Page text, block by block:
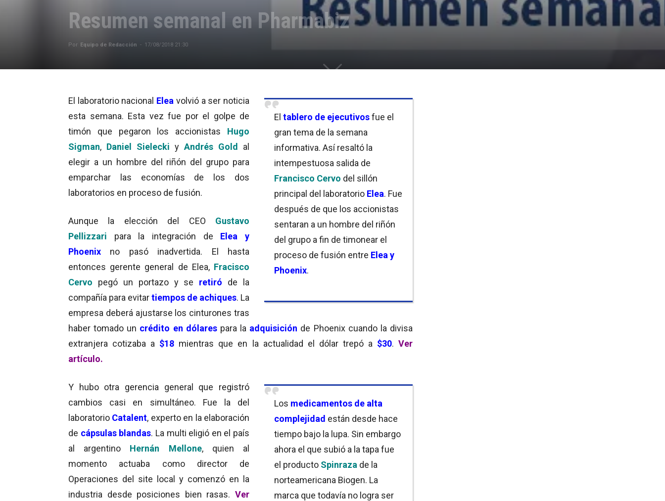
Resumen semanal en Pharmabiz
Por Equipo de Redacción - 17/08/2018 21:30
El tablero de ejecutivosfue el
gran tema de la semana
informativa. Así resaltó la
intempestuosa salida de
Francisco Cervo del sillón
principal del laboratorio Elea. Fue
después de que los accionistas
sentaran a un hombre del riñón
del grupo a fin de timonear el
proceso de fusión entre Elea y
Phoenix.
El laboratorio nacional Elea volvió a ser noticia
esta semana. Esta vez fue por el golpe de
timón que pegaron los accionistas Hugo
Sigman, Daniel Sielecki y Andrés Gold al
elegir a un hombre del riñón del grupo para
emparchar las economías de los dos
laboratorios en proceso de fusión.
Aunque la elección del CEO Gustavo
Pellizzari para la integración de Elea y
Phoenix
no pasó inadvertida. El hasta
entonces gerente general de Elea, Fracisco
Cervo pegó un portazo y se retiró
de la
compañía para evitartiempos de achiques. La
empresa deberá ajustarse los cinturones tras
haber tomado un crédito en dólarespara la adquisición de Phoenix cuando la divisa
extranjera cotizaba a $18 mientras que en la actualidad el dólar trepó a $30.Ver
artículo.
Los medicamentos de alta
complejidad están desde hace
tiempo bajo la lupa. Sin embargo
ahora el que subió a la tapa fue
el producto Spinraza de la
norteamericana Biogen. La
marca que todavía no logra ser
Y hubo otra gerencia general que registró
cambios casi en simultáneo. Fue la del
laboratorio Catalent, experto en la elaboración
de cápsulas blandas. La multi eligió en el país
al argentino Hernán Mellone, quien al
momento actuaba como director de
Operaciones del site local y comenzó en la
industria desde posiciones bien rasas. Ver